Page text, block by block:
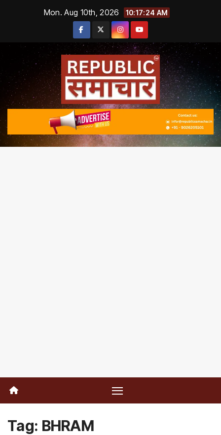
Mon. Aug 10th, 2026 10:17:24 AM
Tag: BHRAM